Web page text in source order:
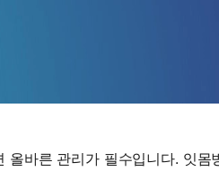
올바른 관리가 필수입니다. 잇몸